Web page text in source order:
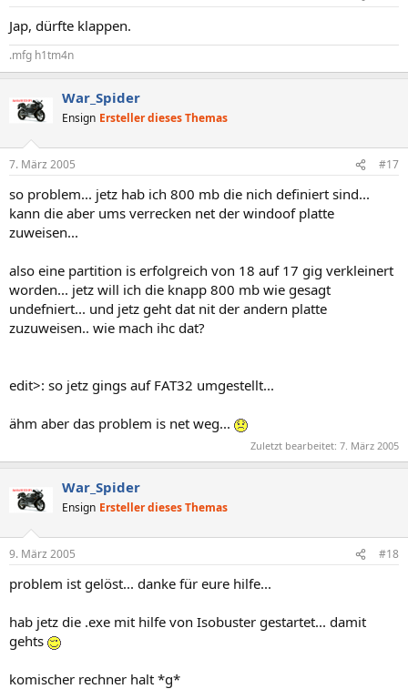
Jap, dürfte klappen.
.mfg h1tm4n
War_Spider
Ensign Ersteller dieses Themas
7. März 2005 #17
so problem... jetz hab ich 800 mb die nich definiert sind...
kann die aber ums verrecken net der windoof platte
zuweisen...
also eine partition is erfolgreich von 18 auf 17 gig verkleinert
worden... jetz will ich die knapp 800 mb wie gesagt
undefniert... und jetz geht dat nit der andern platte
zuzuweisen.. wie mach ihc dat?
edit>: so jetz gings auf FAT32 umgestellt...
ähm aber das problem is net weg...
Zuletzt bearbeitet: 7. März 2005
War_Spider
Ensign Ersteller dieses Themas
9. März 2005 #18
problem ist gelöst... danke für eure hilfe...
hab jetz die .exe mit hilfe von Isobuster gestartet... damit
gehts
komischer rechner halt *g*